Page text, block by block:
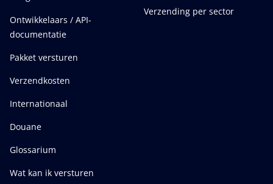
Ontwikkelaars / API-
documentatie
Pakket versturen
Verzendkosten
Internationaal
Douane
Glossarium
Wat kan ik versturen
Verzending per sector